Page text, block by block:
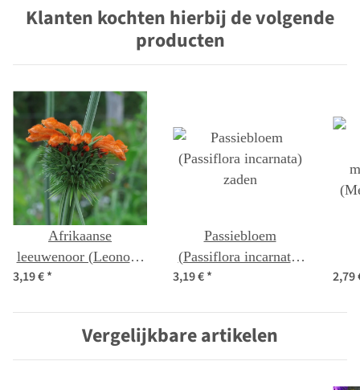
Klanten kochten hierbij de volgende
producten
Afrikaanse
leeuwenoor (Leonotis
leonurus) zaden
3,19 €*
Passiebloem
(Passiflora incarnata)
3,19 €* 2,79
Vergelijkbare artikelen